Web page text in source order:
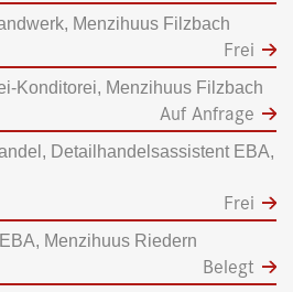
Menzihuus Filzbach
Frei
Konditorei, Menzihuus Filzbach
Auf Anfrage
Detailhandelsassistent EBA,
Frei
Menzihuus Riedern
Belegt